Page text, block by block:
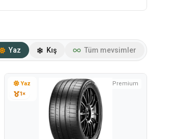
Yaz Kış Tüm mevsimler
Yaz
1×
Premium